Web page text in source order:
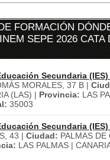
FORMACIÓN
SEPE 2026 CATA
Secundaria (IES)
MORALES, 37 B |
(LAS) | Provincia: LAS
35003
Secundaria (IES)
43 | Ciudad: PALMAS DE
LAS PALMAS |